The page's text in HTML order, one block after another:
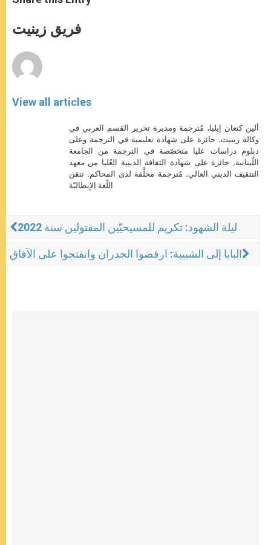
s
p
p
e
g
e
b
o
k
فريق زينيت
View all articles
ألين كنعان إيليا، مُترجمة ومديرة تحرير القسم العربي في
وكالة زينيت. حائزة على شهادة تعليمية في الترجمة وعلى
دبلوم دراسات عليا متخصّصة في الترجمة من الجامعة
اللّبنانية. حائزة على شهادة الثقافة الدينية العُليا من معهد
التثقيف الديني العالي. مُترجمة محلَّفة لدى المحاكم. تتقن
اللّغة الإيطاليّة
ليلة الشهود: تكريم للمسيحيّين المقتولين سنة 2022
البابا إلى الشبيبة: ارفضوا الجدران وانفتحوا على الآفاق